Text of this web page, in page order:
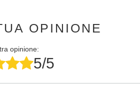
OPINIONE
opinione:
5/5